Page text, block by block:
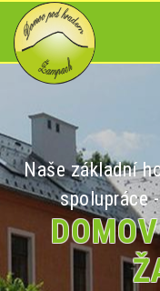
Naše základní
spolupráce